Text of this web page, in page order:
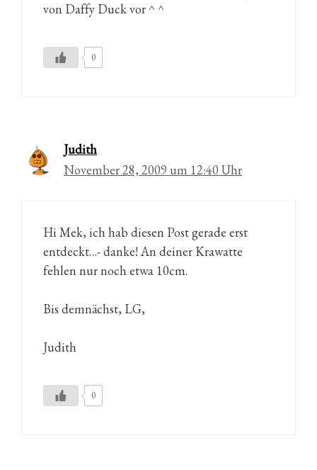
von Daffy Duck vor ^ ^
0
Judith
November 28, 2009 um 12:40 Uhr
Hi Mek, ich hab diesen Post gerade erst
entdeckt…- danke! An deiner Krawatte
fehlen nur noch etwa 10cm.
Bis demnächst, LG,
Judith
0